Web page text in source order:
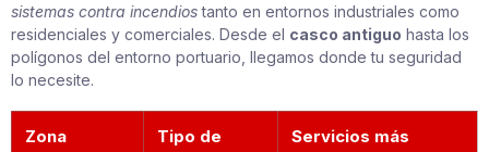
sistemas contra incendiostanto en entornos industriales como
residenciales y comerciales. Desde el casco antiguo hasta los
polígonos del entorno portuario, llegamos donde tu seguridad
lo necesite.
Zona
Tipo de
Servicios más